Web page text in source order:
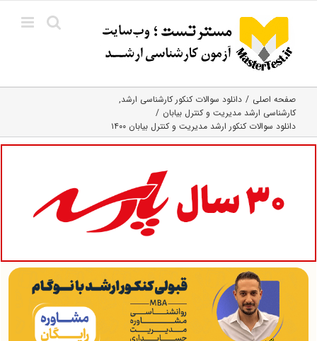
content
صفحه اصلی
دانلود سوالات کنکور کارشناسی ارشد
کارشناسی ارشد مدیریت و کنترل بیابان
دانلود سوالات کنکور ارشد مدیریت و کنترل بیابان ۱۴۰۰